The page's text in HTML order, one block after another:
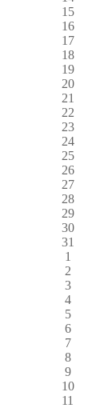
15
16
17
18
19
20
21
22
23
24
25
26
27
28
29
30
31
1
2
3
4
5
6
7
8
9
10
11